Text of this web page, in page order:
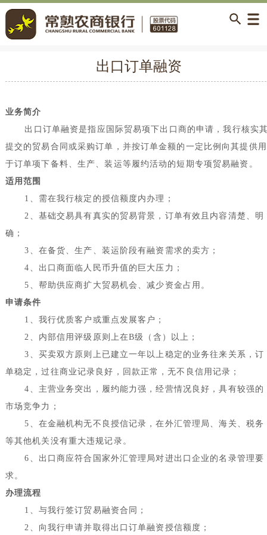
出口订单融资
业务简介
出口订单融资是指应国际贸易项下出口商的申请，我行核实
提交的贸易合同或采购订单，并按订单金额的一定比例向其提供用
于订单项下备料、生产、装运等履约活动的短期专项贸易融资。
适用范围
1 、需在我行核定的授信额度内办理；
2 、基础交易具有真实的贸易背景，订单有效且内容清楚、明
确；
3 、在备货、生产、装运阶段有融资需求的卖方；
4 、出口商面临人民币升值的巨大压力；
5 、帮助供应商扩大贸易机会、减少资金占用。
申请条件
1 、我行优质客户或重点发展客户；
2 、内部信用评级原则上在B级（含）以上；
3 、买卖双方原则上已建立一年以上稳定的业务往来关系，订
单稳定，过往商业记录良好，回款正常，无不良信用记录；
4 、主营业务突出，履约能力强，经营情况良好，具有较强的
市场竞争力；
5 、在金融机构无不良授信记录，在外汇管理局、海关、税务
等其他机关没有重大违规记录。
6 、出口商应符合国家外汇管理局对进出口企业的名录管理要
求。
办理流程
1 、与我行签订贸易融资合同；
2 、向我行申请并取得出口订单融资授信额度；